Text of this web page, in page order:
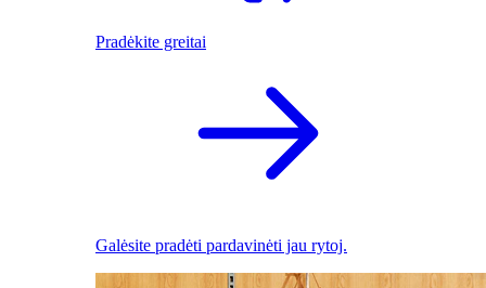
Pradėkite greitai
Galėsite pradėti pardavinėti jau rytoj.